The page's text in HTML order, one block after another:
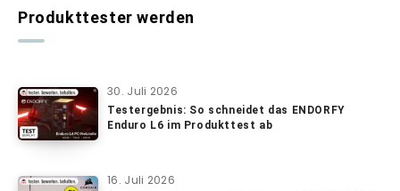
Produkttester werden
30. Juli 2026
Testergebnis: So schneidet das ENDORFY
Enduro L6 im Produkttest ab
16. Juli 2026